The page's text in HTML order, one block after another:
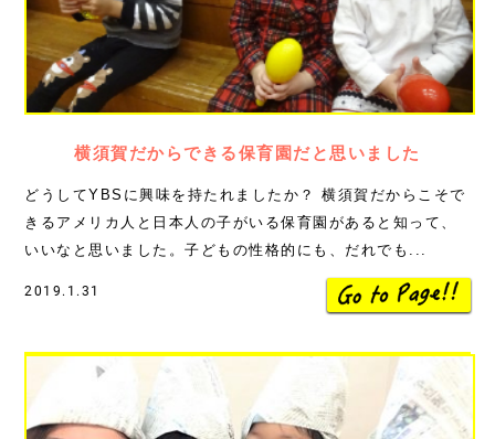
横須賀だからできる保育園だと思いました
どうしてYBSに興味を持たれましたか？ 横須賀だからこそで
きるアメリカ人と日本人の子がいる保育園があると知って、
いいなと思いました。子どもの性格的にも、だれでも...
2019.1.31